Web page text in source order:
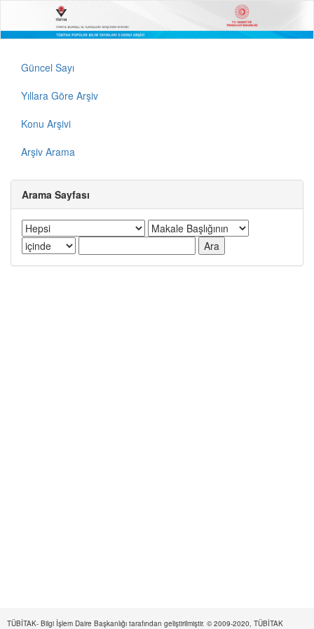
Güncel Sayı
Yıllara Göre Arşiv
Konu Arşivi
Arşiv Arama
Arama Sayfası
TÜBİTAK- Bilgi İşlem Daire Başkanlığı tarafından geliştirilmiştir. © 2009-2020, TÜBİTAK